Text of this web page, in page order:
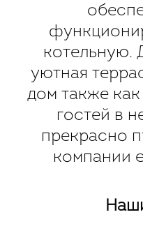
котельную.
уютная
дом также
гостей в
прекрасно
компании